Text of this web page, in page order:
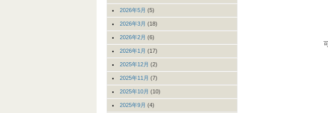
2026年5月 (5)
2026年3月 (18)
2026年2月 (6)
2026年1月 (17)
2025年12月 (2)
2025年11月 (7)
2025年10月 (10)
2025年9月 (4)